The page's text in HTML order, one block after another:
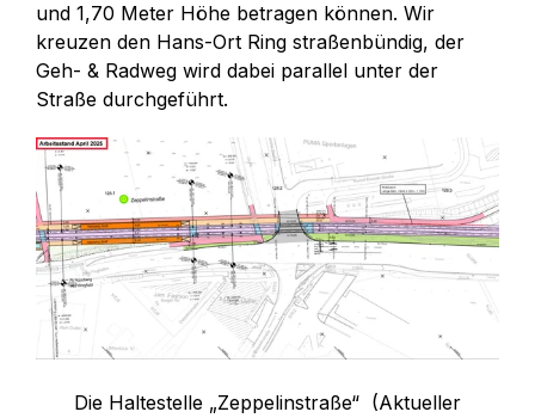
und 1,70 Meter Höhe betragen können. Wir
kreuzen den Hans-Ort Ring straßenbündig, der
Geh- & Radweg wird dabei parallel unter der
Straße durchgeführt.
Die Haltestelle „Zeppelinstraße“ (Aktueller